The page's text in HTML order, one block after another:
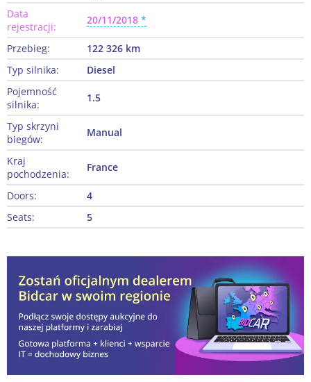
Data
rejestracji:
20/11/2018
Przebieg:
122 326 km
Typ silnika:
Diesel
Pojemność
silnika:
1.5
Typ skrzyni
biegów:
Manual
Kraj
pochodzenia:
France
Doors:
4
Seats:
5